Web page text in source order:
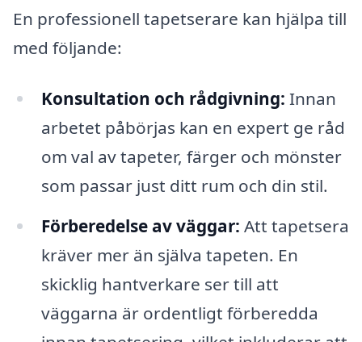
En professionell tapetserare kan hjälpa till
med följande:
Konsultation och rådgivning: Innan
arbetet påbörjas kan en expert ge råd
om val av tapeter, färger och mönster
som passar just ditt rum och din stil.
Förberedelse av väggar: Att tapetsera
kräver mer än själva tapeten. En
skicklig hantverkare ser till att
väggarna är ordentligt förberedda